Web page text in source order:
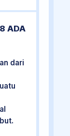
ADA
dari